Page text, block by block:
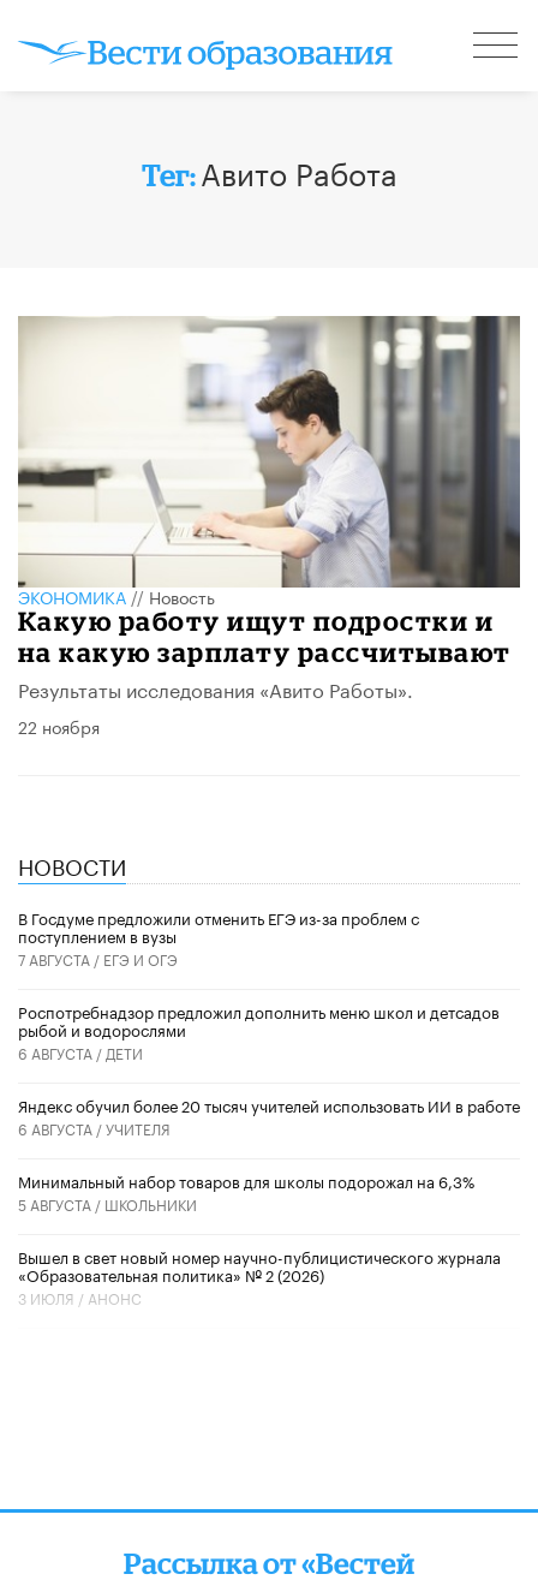
Тег: Авито Работа
ЭКОНОМИКА//Новость
Какую работу ищут подростки и
на какую зарплату рассчитывают
Результаты исследования «Авито Работы».
22 ноября
НОВОСТИ
В Госдуме предложили отменить ЕГЭ из-за проблем с
поступлением в вузы
7 АВГУСТА / ЕГЭ И ОГЭ
Роспотребнадзор предложил дополнить меню школ и детсадов
рыбой и водорослями
6 АВГУСТА / ДЕТИ
​Яндекс обучил более 20 тысяч учителей использовать ИИ в работе
6 АВГУСТА /УЧИТЕЛЯ
Минимальный набор товаров для школы подорожал на 6,3%
5 АВГУСТА / ШКОЛЬНИКИ
Вышел в свет новый номер научно-публицистического журнала
«Образовательная политика» № 2 (2026)
3 ИЮЛЯ / АНОНС
Рассылка от «Вестей